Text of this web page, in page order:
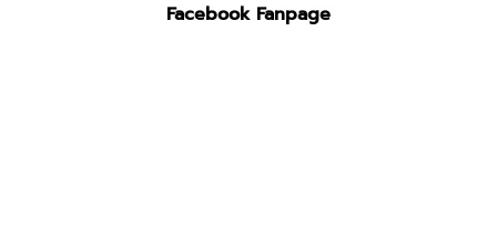
Facebook Fanpage